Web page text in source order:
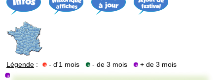
Légende : - d'1 mois - de 3 mois + de 3 mois